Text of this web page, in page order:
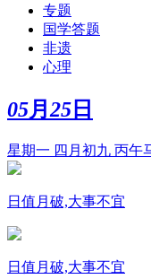
专题
国学答题
非遗
心理
05月 25 日
星期一 四月初九 丙午
日值月破,大事不宜
日值月破,大事不宜